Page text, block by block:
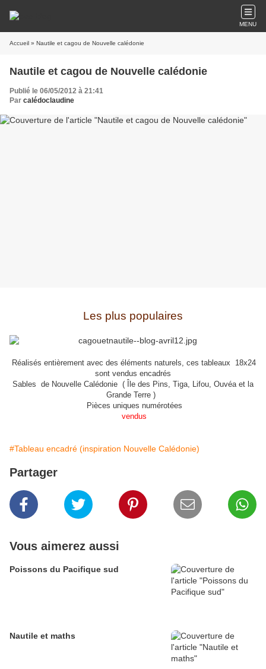
MENU
Accueil » Nautile et cagou de Nouvelle calédonie
Nautile et cagou de Nouvelle calédonie
Publié le 06/05/2012 à 21:41
Par calédoclaudine
Les plus populaires
Réalisés entièrement avec des éléments naturels, ces tableaux 18x24
sont vendus encadrés
Sables de Nouvelle Calédonie ( Île des Pins, Tiga, Lifou, Ouvéa et la
Grande Terre )
Pièces uniques numérotées
vendus
#Tableau encadré (inspiration Nouvelle Calédonie)
Partager
Vous aimerez aussi
Poissons du Pacifique sud
Nautile et maths